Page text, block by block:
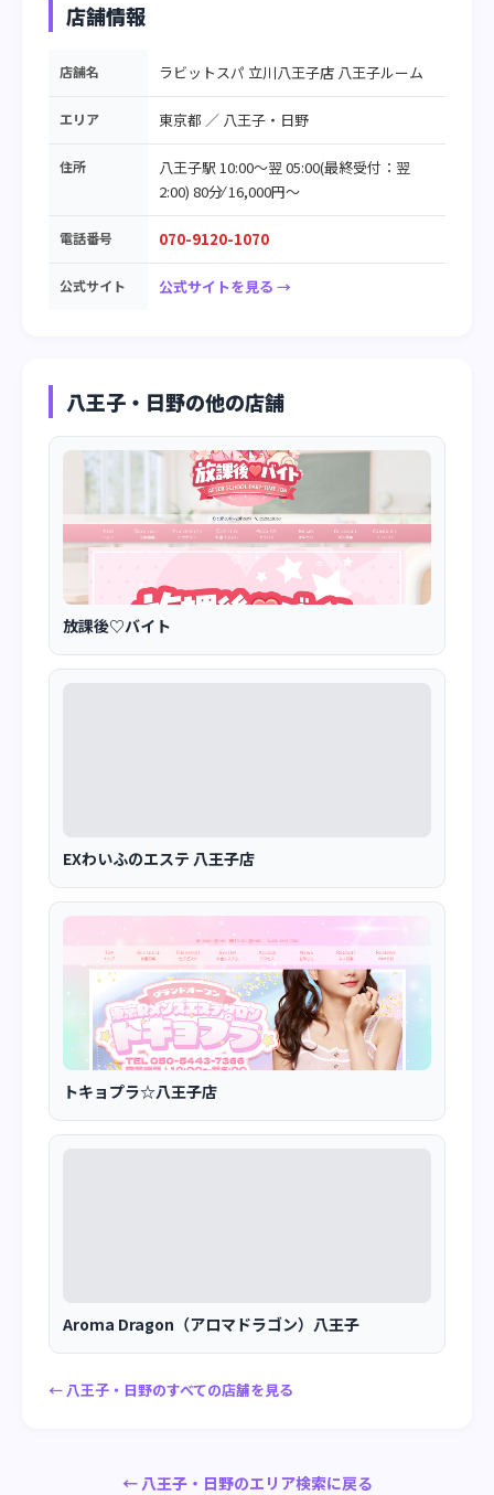
店舗情報
店舗名 ラビットスパ 立川八王子店 八王子ルーム
エリア 東京都 ／ 八王子・日野
住所
八王子駅 10:00～翌 05:00(最終受付：翌
2:00) 80分⁄ 16,000円～
電話番号 070-9120-1070
公式サイト 公式サイトを見る →
八王子・日野の他の店舗
放課後♡バイト
EXわいふのエステ 八王子店
トキョプラ☆八王子店
Aroma Dragon（アロマドラゴン）八王子
← 八王子・日野のすべての店舗を見る
← 八王子・日野のエリア検索に戻る